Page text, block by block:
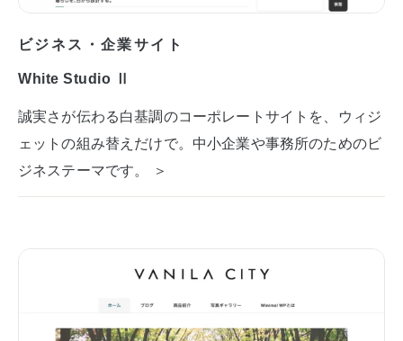
ビジネス・企業サイト
White Studio Ⅱ
誠実さが伝わる白基調のコーポレートサイトを、ウィジ
ェットの組み替えだけで。中小企業や事務所のためのビ
ジネステーマです。 ＞